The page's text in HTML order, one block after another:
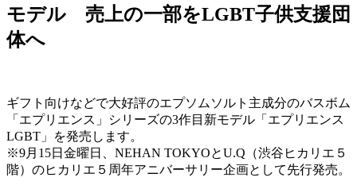
モデル 売上の一部をLGBT子供支援団
体へ
ギフト向けなどで大好評のエプソムソルト主成分のバスボム
「エプリエンス」シリーズの3作目新モデル「エプリエンス
LGBT」を発売します。
※9月15日金曜日、NEHAN TOKYOとU.Q（渋谷ヒカリエ５
階）のヒカリエ５周年アニバーサリー企画として先行発売。